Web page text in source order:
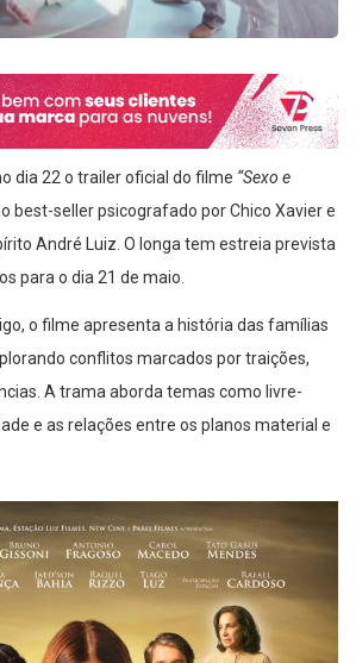
dia 22 o trailer oficial do filme “Sexo e
best-seller psicografado por Chico Xavier e
André Luiz. O longa tem estreia prevista
para o dia 21 de maio.
o filme apresenta a história das famílias
conflitos marcados por traições,
A trama aborda temas como livre-
e as relações entre os planos material e